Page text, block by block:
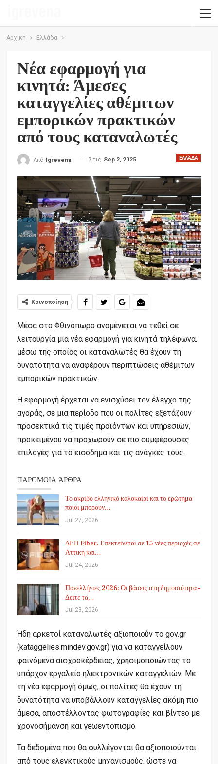
Αρχική Ελλάδα
Νέα εφαρμογή για
κινητά: Άμεσες
καταγγελίες αθέμιτων
εμπορικών πρακτικών
από τους καταναλωτές
ΕΛΛΆΔΑ
Από Igrevena Στις Sep 2, 2025
Κοινοποίηση
Μέσα στο Φθινόπωρο αναμένεται να τεθεί σε
λειτουργία μια νέα εφαρμογή για κινητά τηλέφωνα,
μέσω της οποίας οι καταναλωτές θα έχουν τη
δυνατότητα να αναφέρουν περιπτώσεις αθέμιτων
εμπορικών πρακτικών.
Η εφαρμογή έρχεται να ενισχύσει τον έλεγχο της
αγοράς, σε μια περίοδο που οι πολίτες εξετάζουν
προσεκτικά τις τιμές προϊόντων και υπηρεσιών,
προκειμένου να προχωρούν σε πιο συμφέρουσες
επιλογές για το εισόδημα και τις ανάγκες τους.
ΠΑΡΌΜΟΙΑ ΆΡΘΡΑ
Το ακριβό ελληνικό καλοκαίρι και το ερώτημα
ποιοι μπορούν…
Jul 27, 2026
ΔΕΗ Fiber: Επεκτείνεται σε 15 νέες περιοχές σε
Αττική και…
Jul 24, 2026
Πανελλήνιες 2026: Οι βάσεις στη δημοσιότητα –
Δείτε τα…
Jul 23, 2026
Ήδη αρκετοί καταναλωτές αξιοποιούν το gov.gr
(kataggelies.mindev.gov.gr) για να καταγγείλουν
φαινόμενα αισχροκέρδειας, χρησιμοποιώντας το
υπάρχον εργαλείο ηλεκτρονικών καταγγελιών. Με
τη νέα εφαρμογή όμως, οι πολίτες θα έχουν τη
δυνατότητα να υποβάλλουν καταγγελίες ακόμη πιο
άμεσα, αποστέλλοντας φωτογραφίες και βίντεο με
χρονοσήμανση και γεωεντοπισμό.
Τα δεδομένα που θα συλλέγονται θα αξιοποιούνται
από τους ελεγκτικούς μηχανισμούς, ώστε να